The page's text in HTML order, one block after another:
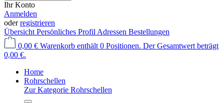
Ihr Konto
Anmelden
oderregistrieren
Übersicht Persönliches Profil Adressen Bestellungen
0,00 € Warenkorb enthält 0 Positionen. Der Gesamtwert beträgt
0,00 €.
Home
Rohrschellen
Zur Kategorie Rohrschellen